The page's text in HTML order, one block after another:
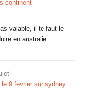
continent
valable, il te faut le
en australie
9 fevrier sur sydney